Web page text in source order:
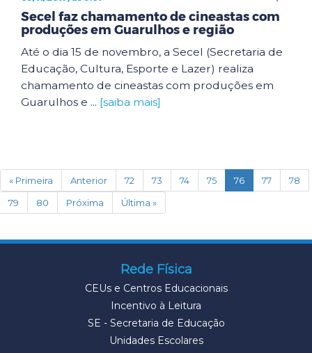
Secel faz chamamento de cineastas com
produções em Guarulhos e região
Até o dia 15 de novembro, a Secel (Secretaria de
Educação, Cultura, Esporte e Lazer) realiza
chamamento de cineastas com produções em
Guarulhos e ... [saiba mais]
« Primeira Anterior 72 73 74 75 76(current)
77
78
79
80 Próxima Última »
Rede Física
CEUs e Centros Educacionais
Incentivo à Leitura
SE - Secretaria de Educação
Unidades Escolares